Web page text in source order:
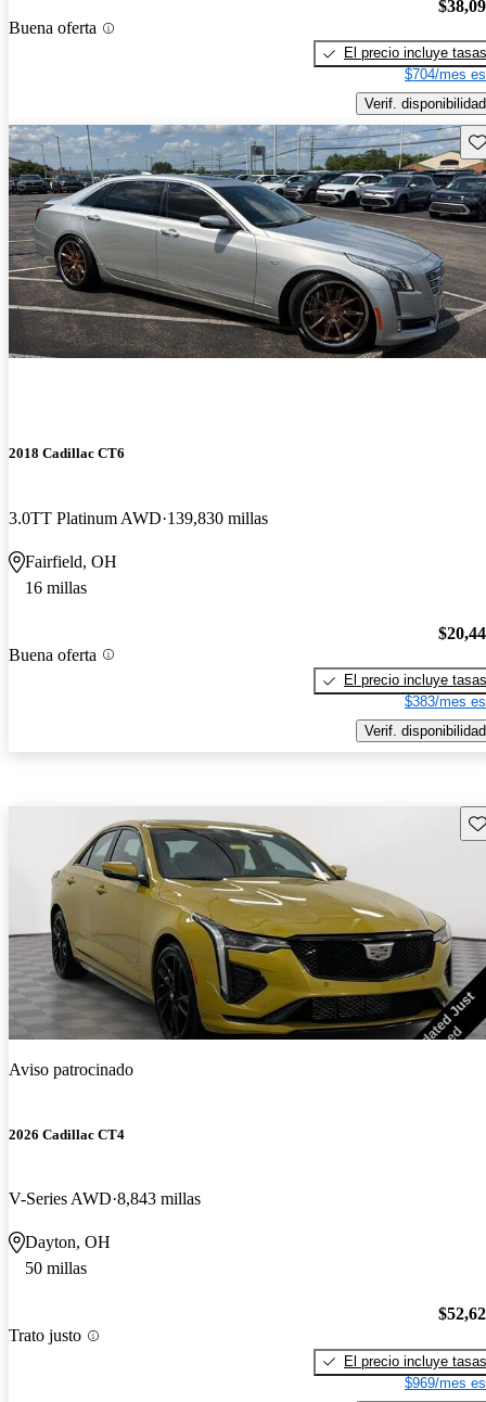
Buena oferta
El precio incluye tasas
$704/mes
Verif. disponibilidad
2018 Cadillac CT6
3.0TT Platinum AWD 139,830 millas
Fairfield, OH
16 millas
Buena oferta
El precio incluye tasas
$383/mes
Verif. disponibilidad
Aviso patrocinado
2026 Cadillac CT4
V-Series AWD 8,843 millas
Dayton, OH
50 millas
Trato justo
El precio incluye tasas
$969/mes